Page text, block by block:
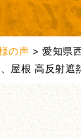
の声 >愛知県
屋根 高反射遮